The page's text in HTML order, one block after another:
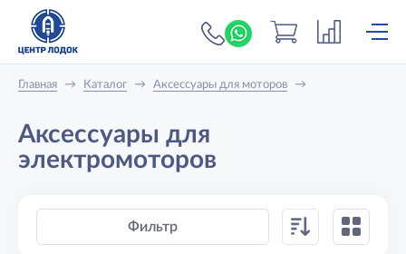
+7 (919) 698-56-
Главная → Каталог → Аксессуары для моторов →
Аксессуары для
электромоторов
Фильтр